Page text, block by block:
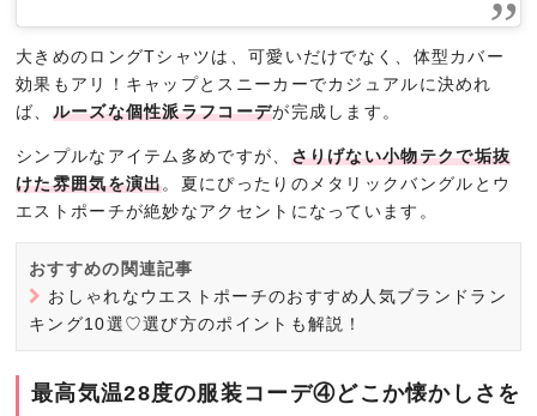
大きめのロングTシャツは、可愛いだけでなく、体型カバー
効果もアリ！キャップとスニーカーでカジュアルに決めれ
ば、 ルーズな個性派ラフコーデが完成します。
シンプルなアイテム多めですが、 さりげない小物テクで垢抜
けた雰囲気を演出。夏にぴったりのメタリックバングルとウ
エストポーチが絶妙なアクセントになっています。
おすすめの関連記事
おしゃれなウエストポーチのおすすめ人気ブランドラン
キング10選♡選び方のポイントも解説！
最高気温28度の服装コーデ④どこか懐かしさを